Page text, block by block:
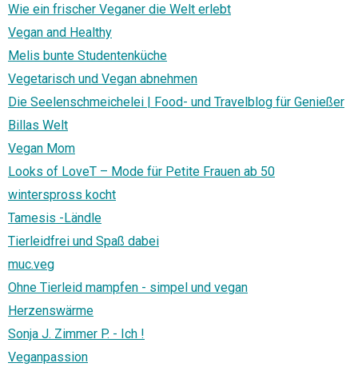
Wie ein frischer Veganer die Welt erlebt
Vegan and Healthy
Melis bunte Studentenküche
Vegetarisch und Vegan abnehmen
Die Seelenschmeichelei | Food- und Travelblog für Genießer
Billas Welt
Vegan Mom
Looks of LoveT – Mode für Petite Frauen ab 50
winterspross kocht
Tamesis -Ländle
Tierleidfrei und Spaß dabei
muc.veg
Ohne Tierleid mampfen - simpel und vegan
Herzenswärme
Sonja J. Zimmer P. - Ich !
Veganpassion